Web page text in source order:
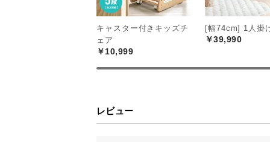
キャスター付きキッズチ
ェア
￥10,999
[幅74cm] 1人掛
￥39,990
レビュー